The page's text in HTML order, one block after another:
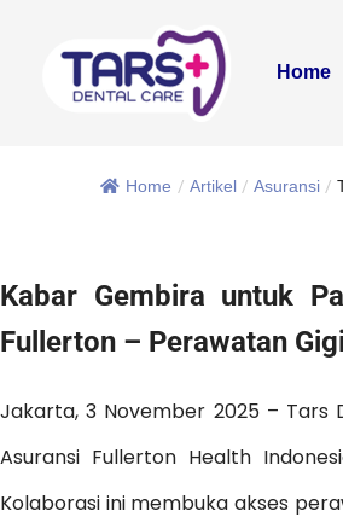
Home
Home / Artikel / Asuransi /
Kabar Gembira untuk
Fullerton – Perawatan
Jakarta, 3 November 2025 –
Asuransi Fullerton Health
Kolaborasi ini membuka akses